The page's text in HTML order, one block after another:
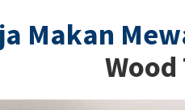
Makan
Wood